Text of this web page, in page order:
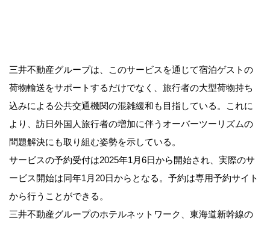
三井不動産グループは、このサービスを通じて宿泊ゲストの
荷物輸送をサポートするだけでなく、旅行者の大型荷物持ち
込みによる公共交通機関の混雑緩和も目指している。これに
より、訪日外国人旅行者の増加に伴うオーバーツーリズムの
問題解決にも取り組む姿勢を示している。
サービスの予約受付は2025年1月6日から開始され、実際のサ
ービス開始は同年1月20日からとなる。予約は専用予約サイト
から行うことができる。
三井不動産グループのホテルネットワーク、東海道新幹線の